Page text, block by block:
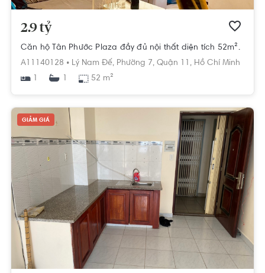
2.9 tỷ
Căn hộ Tân Phước Plaza đầy đủ nội thất diện tích 52m².
A11140128 • Lý Nam Đế, Phường 7, Quận 11, Hồ Chí Minh
1
1 52 m²
GIẢM GIÁ